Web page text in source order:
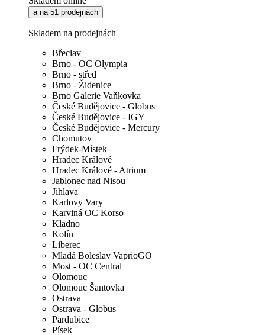
a na 51 prodejnách
Skladem na prodejnách
Břeclav
Brno - OC Olympia
Brno - střed
Brno - Židenice
Brno Galerie Vaňkovka
České Budějovice - Globus
České Budějovice - IGY
České Budějovice - Mercury
Chomutov
Frýdek-Místek
Hradec Králové
Hradec Králové - Atrium
Jablonec nad Nisou
Jihlava
Karlovy Vary
Karviná OC Korso
Kladno
Kolín
Liberec
Mladá Boleslav VaprioGO
Most - OC Central
Olomouc
Olomouc Šantovka
Ostrava
Ostrava - Globus
Pardubice
Písek